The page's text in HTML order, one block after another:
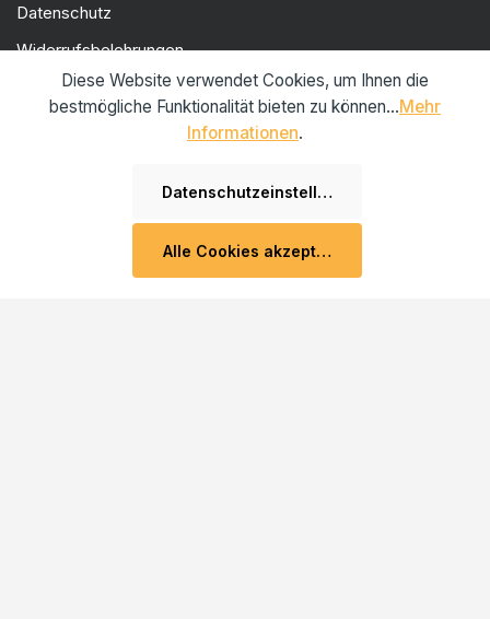
Datenschutz
Widerrufsbelehrungen
Versand und Zahlung
NEWSLETTER
Melden Sie sich für unseren Newsletter an und erhalten Sie
Diese Website verwendet Cookies, um Ihnen die
bestmögliche Funktionalität bieten zu können...Mehr
Informationen.
Datenschutzeinstellungen
Alle Cookies akzeptieren